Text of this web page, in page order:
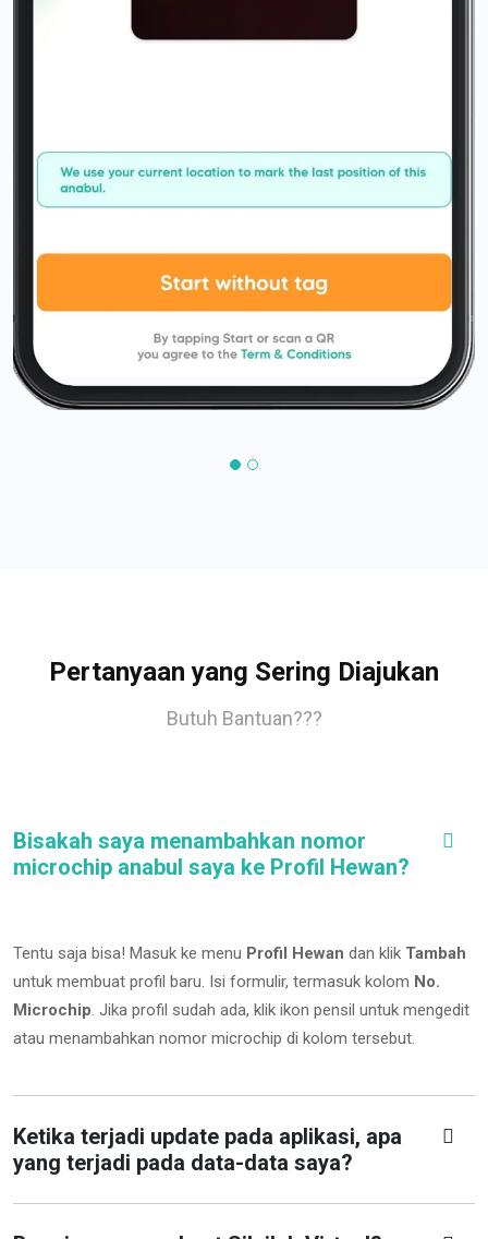
Pertanyaan yang Sering Diajukan
Butuh Bantuan???
Bisakah saya menambahkan nomor
microchip anabul saya ke Profil Hewan?
Tentu saja bisa! Masuk ke menu Profil Hewan dan klik Tambah
untuk membuat profil baru. Isi formulir, termasuk kolom No.
Microchip. Jika profil sudah ada, klik ikon pensil untuk mengedit
atau menambahkan nomor microchip di kolom tersebut.
Ketika terjadi update pada aplikasi, apa
yang terjadi pada data-data saya?